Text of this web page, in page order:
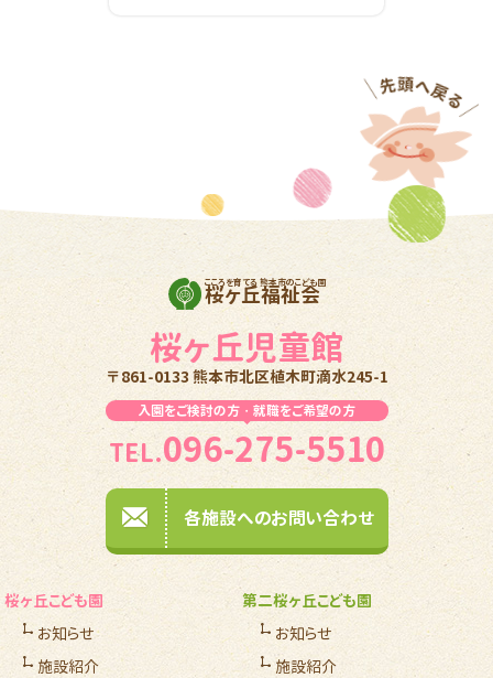
こころを育てる 熊本市のこども園
桜ヶ丘福祉会
桜ヶ丘児童館
〒861-0133 熊本市北区植木町滴水245-1
入園をご検討の方・就職をご希望の方
TEL.096-275-5510
各施設へのお問い合わせ
桜ヶ丘こども園
お知らせ
施設紹介
第二桜ヶ丘こども園
お知らせ
施設紹介